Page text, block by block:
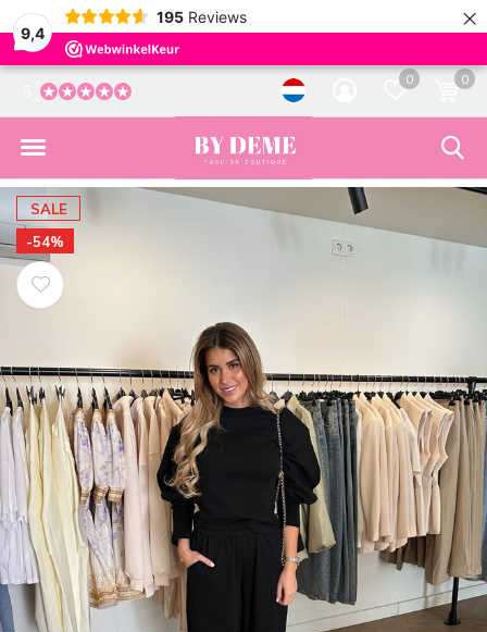
9,4
195 Reviews ×
0 0
SALE
-54%